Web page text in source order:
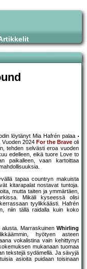
löytänyt Mia Hafrén palaa
Vuoden 2024 For the Braveoli
tehden selvästi eroa vuoden
edelleen, eikä tuore Love to
paikalleen, vaan kartoittaa
tapaa countryn makuista
kitarapalat nostavat tuntoja.
mutta taiten ja ymmärtäen,
Mikäli kyseessä olisi
tyylikkäästi. Hafrén
niin tällä raidalla kuin koko
Marraskuinen Whirling
hyötyen asteen
vokalistina vain kehittynyt
mukanaan tuomaa
tekstejä sydämellä. Ja sävyjä
asioita puidaan toisinaan